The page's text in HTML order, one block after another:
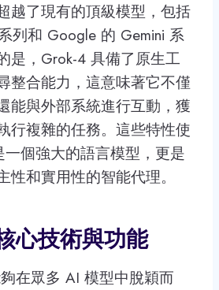
越了現有的頂級模型，包括
列和 Google 的 Gemini 系
是，Grok-4 具備了原生工
整合能力，這意味著它不僅
能與外部系統進行互動，獲
行複雜的任務。這些特性使
個強大的語言模型，更是
性和實用性的智能代理。
心技術與功能
在眾多 AI 模型中脫穎而